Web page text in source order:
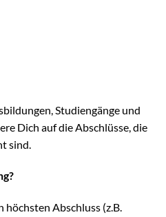
Studiengänge und
Dich auf die Abschlüsse, die
sind.
höchsten Abschluss (z.B.